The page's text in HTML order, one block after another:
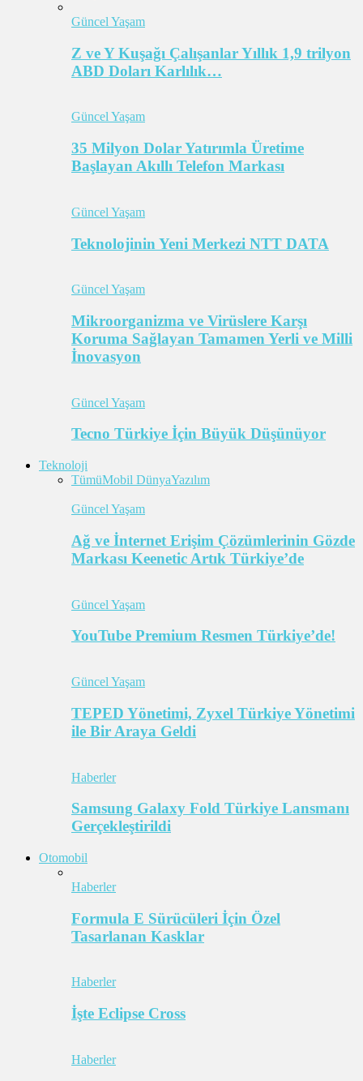
Güncel Yaşam
Z ve Y Kuşağı Çalışanlar Yıllık 1,9 trilyon
ABD Doları Karlılık…
Güncel Yaşam
35 Milyon Dolar Yatırımla Üretime
Başlayan Akıllı Telefon Markası
Güncel Yaşam
Teknolojinin Yeni Merkezi NTT DATA
Güncel Yaşam
Mikroorganizma ve Virüslere Karşı
Koruma Sağlayan Tamamen Yerli ve Milli
İnovasyon
Güncel Yaşam
Tecno Türkiye İçin Büyük Düşünüyor
Teknoloji
TümüMobil DünyaYazılım
Güncel Yaşam
Ağ ve İnternet Erişim Çözümlerinin Gözde
Markası Keenetic Artık Türkiye’de
Güncel Yaşam
YouTube Premium Resmen Türkiye’de!
Güncel Yaşam
TEPED Yönetimi, Zyxel Türkiye Yönetimi
ile Bir Araya Geldi
Haberler
Samsung Galaxy Fold Türkiye Lansmanı
Gerçekleştirildi
Otomobil
Haberler
Formula E Sürücüleri İçin Özel
Tasarlanan Kasklar
Haberler
İşte Eclipse Cross
Haberler